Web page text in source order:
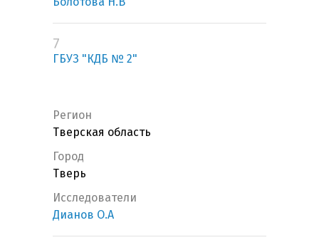
7
ГБУЗ "КДБ № 2"
Регион
Тверская область
Город
Тверь
Исследователи
Дианов О.А